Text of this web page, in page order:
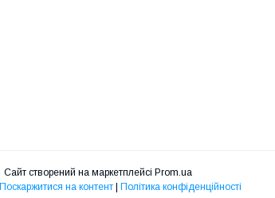
Сайт створений на маркетплейсі Prom.ua
Поскаржитися на контент Політика конфіденційності